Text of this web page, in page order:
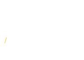
/